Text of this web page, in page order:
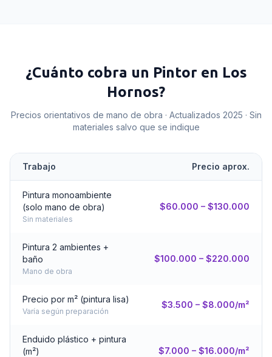
¿Cuánto cobra un Pintoren Los
Hornos?
Precios orientativos de mano de obra · Actualizados 2025 · Sin
materiales salvo que se indique
Trabajo Precio aprox.
Pintura monoambiente
(solo mano de obra)
Sin materiales
$60.000 – $130.000
Pintura 2 ambientes +
baño
Mano de obra
$100.000 – $220.000
Precio por m² (pintura lisa)
Varía según preparación
$3.500 – $8.000/m²
Enduido plástico + pintura
(m²)
$7.000 – $16.000/m²